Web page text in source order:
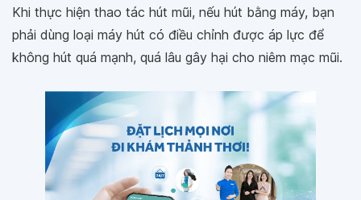
Khi thực hiện thao tác hút mũi, nếu hút bằng máy, bạn
phải dùng loại máy hút có điều chỉnh được áp lực để
không hút quá mạnh, quá lâu gây hại cho niêm mạc mũi.